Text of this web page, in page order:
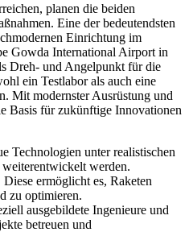
planen die beiden
Eine der bedeutendsten
Einrichtung im
Gowda International Airport in
Dreh- und Angelpunkt für die
ein Testlabor als auch eine
Mit modernster Ausrüstung und
Basis für zukünftige Innovationen
Technologien unter realistischen
werden.
Diese ermöglicht es, Raketen
zu optimieren.
ausgebildete Ingenieure und
betreuen und